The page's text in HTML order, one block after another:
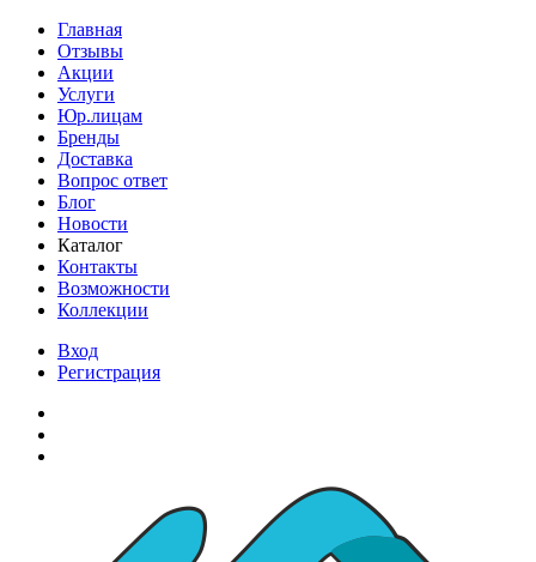
Главная
Отзывы
Акции
Услуги
Юр.лицам
Бренды
Доставка
Вопрос ответ
Блог
Новости
Каталог
Контакты
Возможности
Коллекции
Вход
Регистрация